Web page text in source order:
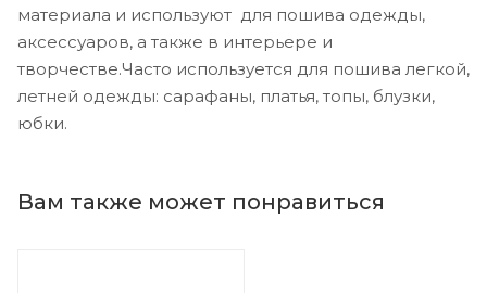
материала и используют для пошива одежды,
аксессуаров, а также в интерьере и
творчестве.Часто используется для пошива легкой,
летней одежды: сарафаны, платья, топы, блузки,
юбки.
Вам также может понравиться